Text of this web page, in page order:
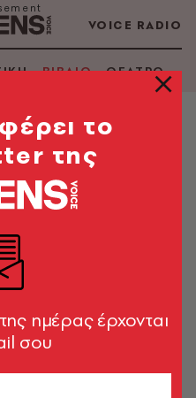
VOICE RADIO
ΒΙΒΛΙΟ ΘΕΑΤΡΟ -
το
της
ημέρας έρχονται
σου